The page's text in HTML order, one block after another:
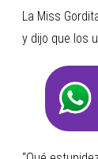
La Miss
y dijo que los